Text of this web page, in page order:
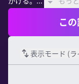
こ
表示モード (ラ